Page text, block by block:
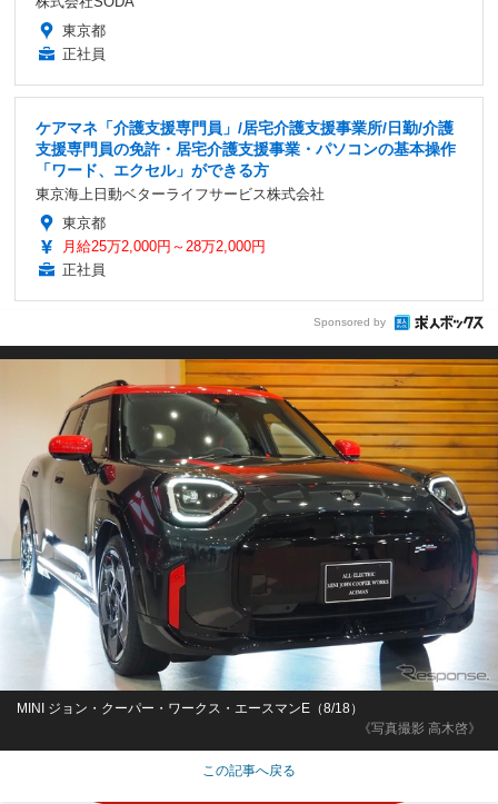
東京都
正社員
ケアマネ「介護支援専門員」/居宅介護支援事業所/日勤/介護
支援専門員の免許・居宅介護支援事業・パソコンの基本操作
「ワード、エクセル」ができる方
東京海上日動ベターライフサービス株式会社
東京都
月給25万2,000円～28万2,000円
正社員
Sponsored by
《写真撮影 高木啓》
MINI ジョン・クーパー・ワークス・エースマンE（8/18）
この記事へ戻る